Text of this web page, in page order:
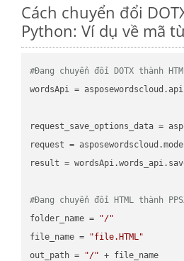
Cách chuyển đổi
Python: Ví dụ về mã
#Đang chuyển đổi DOTX thành
wordsApi =
request_save_options_data =
request =
result =
#Đang chuyển đổi HTML thành
folder_name =
"/"
file_name =
"file.HTML"
out_path =
"/" + file_name